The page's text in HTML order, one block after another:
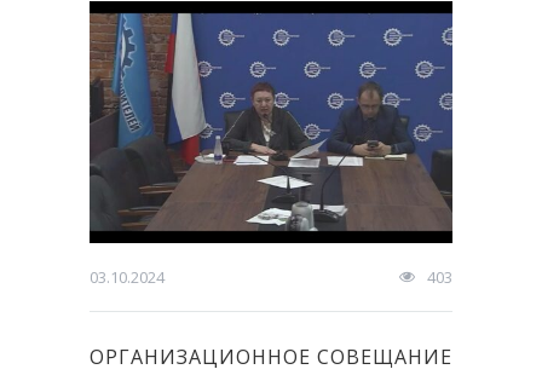
03.10.2024 403
ОРГАНИЗАЦИОННОЕ СОВЕЩАНИЕ